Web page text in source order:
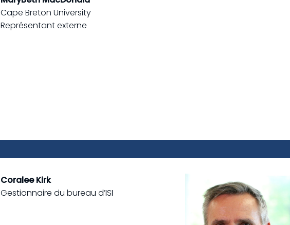
Cape Breton University
Représentant externe
Coralee Kirk
Gestionnaire du bureau d’ISI